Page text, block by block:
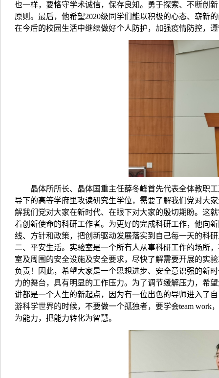
也一样，要恪守学术诚信，保存良知。勇于探索、不断创
原则。最后，他希望2020级同学们能以积极的心态、崭新
在今后的校园生活中继续做好个人防护，加强疫情防控，
晶体所所长、晶体国重主任薛冬峰首先代表全体教职
导下的高等学府里攻读研究生学位，需要了解我们党对大
解我们党对大家在新时代、在眼下对大家的殷切期盼。这
着创新使命的科研工作者。为更好的完成科研工作，他向
线、方针和政策，把创新驱动发展落实到自己每一天的科
二、平安生活。实验室是一个所有人从事科研工作的场所
室及周围的安全设施及安全要求，尽快了解需要开展的实
负责！因此，希望大家是一个思想进步、安全意识强的新
力的舞台，具有明显的工作压力。为了调节缓解压力，希
讲都是一个人生的新起点，因为有一位出色的导师进入了
游科学世界的时候，不要做一个孤独者，要学会team work
为能力，把能力转化为智慧。